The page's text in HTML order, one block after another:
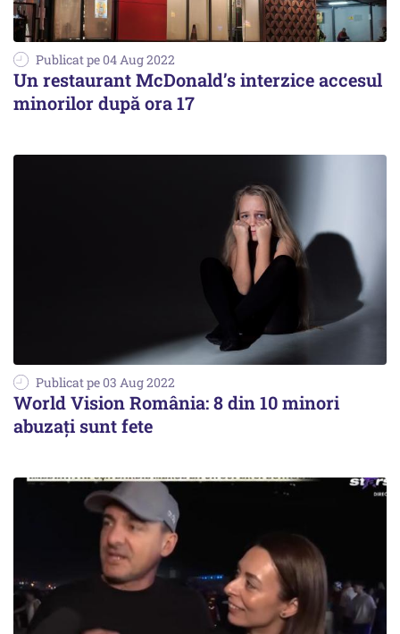
Publicat pe 04 Aug 2022
Un restaurant McDonald’s interzice accesul
minorilor după ora 17
Publicat pe 03 Aug 2022
World Vision România: 8 din 10 minori
abuzați sunt fete